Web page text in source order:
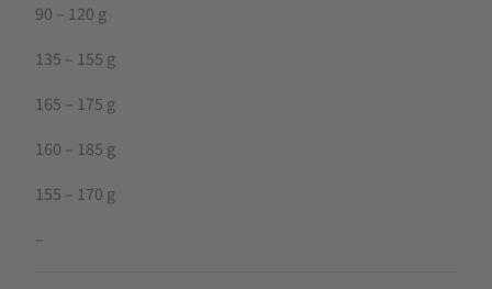
90 – 120 g
135 – 155 g
165 – 175 g
160 – 185 g
155 – 170 g